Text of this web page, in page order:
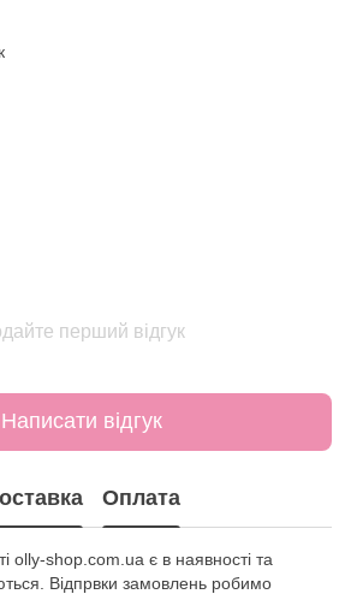
перший відгук
Написати відгук
Оплата
olly-shop.com.ua є в наявності та
Відпрвки замовлень робимо